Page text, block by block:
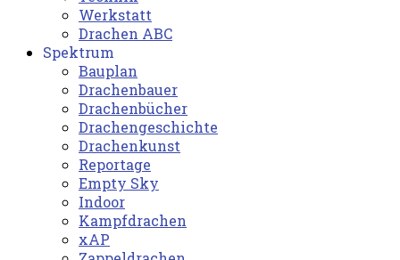
Werkstatt
Drachen ABC
Spektrum
Bauplan
Drachenbauer
Drachenbücher
Drachengeschichte
Drachenkunst
Reportage
Empty Sky
Indoor
Kampfdrachen
xAP